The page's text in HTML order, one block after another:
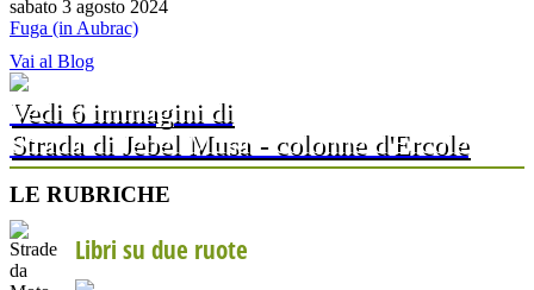
sabato 3 agosto 2024
Fuga (in Aubrac)
Vai al Blog
Vedi 6 immagini di
Strada di Jebel Musa - colonne d'Ercole
LE RUBRICHE
Libri su due ruote